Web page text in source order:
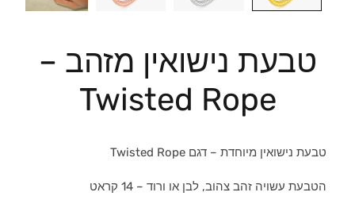
טבעת נישואין מזהב –
Twisted Rope
טבעת נישואין מיוחדת – דגם Twisted Rope
הטבעת עשויה זהב צהוב, לבן או ורוד – 14 קראט